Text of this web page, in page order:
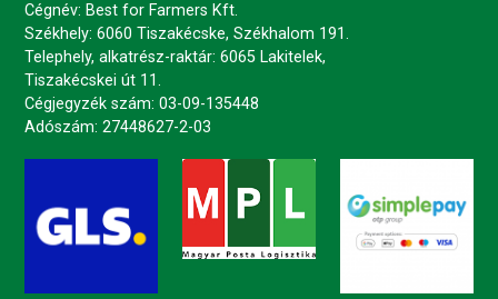
Cégnév: Best for Farmers Kft.
Székhely: 6060 Tiszakécske, Székhalom 191.
Telephely, alkatrész-raktár: 6065 Lakitelek,
Tiszakécskei út 11.
Cégjegyzék szám: 03-09-135448
Adószám: 27448627-2-03